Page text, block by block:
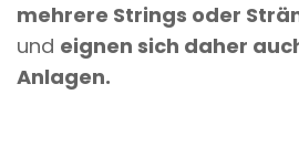
mehrere Strings oder
und eignen sich daher
Anlagen.